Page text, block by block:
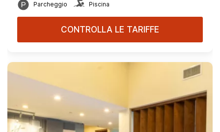
Parcheggio Piscina
CONTROLLA LE TARIFFE